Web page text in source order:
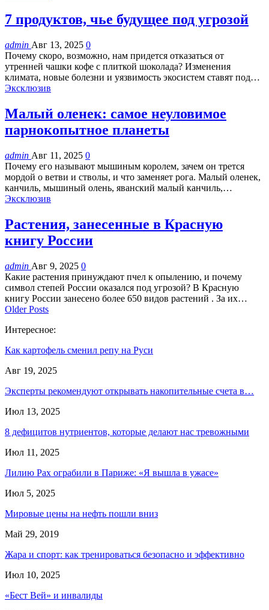
7 продуктов, чье будущее под угрозой
admin Авг 13, 2025 0
Почему скоро, возможно, нам придется отказаться от
утренней чашки кофе с плиткой шоколада? Изменения
климата, новые болезни и уязвимость экосистем ставят под…
Эксклюзив
Малый оленек: самое неуловимое
парнокопытное планеты
admin Авг 11, 2025 0
Почему его называют мышиным королем, зачем он трется
мордой о ветви и стволы, и что заменяет рога. Малый оленек,
канчиль, мышиный олень, яванский малый канчиль,…
Эксклюзив
Растения, занесенные в Красную
книгу России
admin Авг 9, 2025 0
Какие растения принуждают пчел к опылению, и почему
символ степей России оказался под угрозой? В Красную
книгу России занесено более 650 видов растений . За их…
Older Posts
Интересное:
Как картофель сменил репу на Руси
Авг 19, 2025
Эксперты рекомендуют открывать накопительные счета в…
Июл 13, 2025
8 дефицитов нутриентов, которые делают нас тревожными
Июл 11, 2025
Лилию Рах ограбили в Париже: «Я вышла в ужасе»
Июл 5, 2025
Мировые цены на нефть пошли вниз
Май 29, 2019
Жара и спорт: как тренироваться безопасно и эффективно
Июл 10, 2025
«Бест Вей» и инвалиды